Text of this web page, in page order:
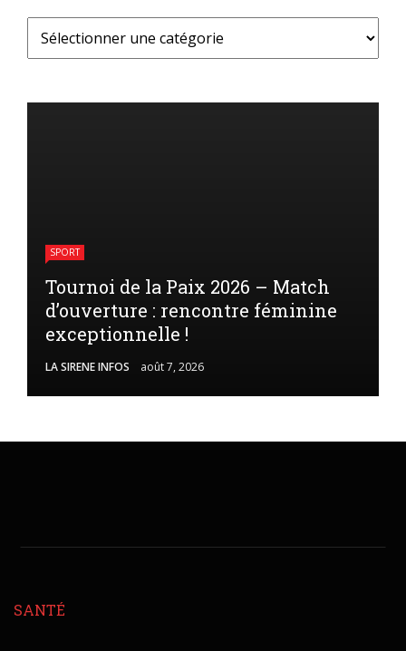
SPORT
Tournoi de la Paix 2026 – Match
d’ouverture : rencontre féminine
exceptionnelle !
LA SIRENE INFOS août 7, 2026
SANTÉ